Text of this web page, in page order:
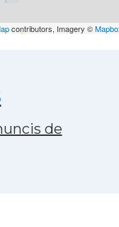
contributors, Imagery ©
de